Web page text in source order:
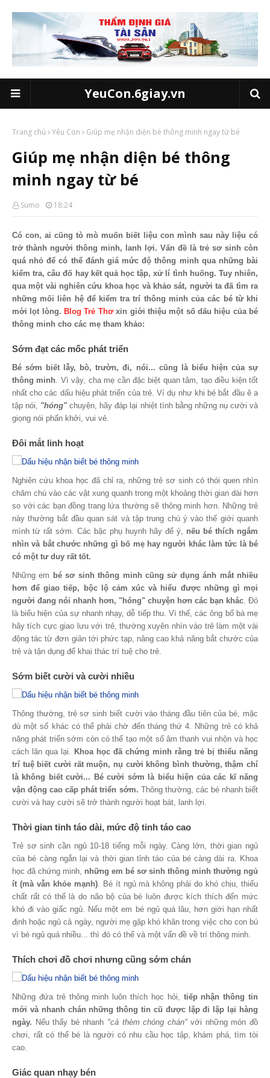
YeuCon.6giay.vn
Trang chủ Yêu Con Giúp mẹ nhận diện bé thông minh ngay từ bé
Giúp mẹ nhận diện bé thông
minh ngay từ bé
Sumo 18:24
Có con, ai cũng tò mò muốn biết liệu con mình sau này liệu có
trở thành người thông minh, lanh lợi. Vấn đề là trẻ sơ sinh còn
quá nhỏ để có thể đánh giá mức độ thông minh qua những bài
kiểm tra, câu đố hay kết quả học tập, xử lí tình huống. Tuy nhiên,
qua một vài nghiên cứu khoa học và khảo sát, người ta đã tìm ra
những mối liên hệ để kiểm tra trí thông minh của các bé từ khi
mới lọt lòng. Blog Trẻ Thơxin giới thiệu một số dấu hiệu của bé
thông minh cho các mẹ tham khảo:
Sớm đạt các mốc phát triển
Bé sớm biết lẫy, bò, trườn, đi, nói... cũng là biểu hiện của sự
thông minh. Vì vậy, cha mẹ cần đặc biệt quan tâm, tạo điều kiện tốt
nhất cho các dấu hiệu phát triển của trẻ. Ví dụ như khi bé bắt đầu ê a
tập nói, "hóng"chuyện, hãy đáp lại nhiệt tình bằng những nụ cười và
giọng nói phấn khởi, vui vẻ.
Đôi mắt linh hoạt
Nghiên cứu khoa học đã chỉ ra, những trẻ sơ sinh có thói quen nhìn
chăm chú vào các vật xung quanh trong một khoảng thời gian dài hơn
so với các bạn đồng trang lứa thường sẽ thông minh hơn. Những trẻ
này thường bắt đầu quan sát và tập trung chú ý vào thế giới quanh
mình từ rất sớm. Các bậc phụ huynh hãy để ý, nếu bé thích ngắm
nhìn và bắt chước những gì bố mẹ hay người khác làm tức là bé
có một tư duy rất tốt.
Những em bé sơ sinh thông minh cũng sử dụng ánh mắt nhiều
hơn để giao tiếp, bộc lộ cảm xúc và hiểu được những gì mọi
người đang nói nhanh hơn, "hóng" chuyện hơn các bạn khác. Đó
là biểu hiện của sự nhanh nhạy, dễ tiếp thu. Vì thế, các ông bố bà mẹ
hãy tích cực giao lưu với trẻ, thường xuyên nhìn vào trẻ làm một vài
động tác từ đơn giản tới phức tạp, nâng cao khả năng bắt chước của
trẻ và tận dụng để khai thác trí tuệ cho trẻ.
Sớm biết cười và cười nhiều
Thông thường, trẻ sơ sinh biết cười vào tháng đầu tiên của bé, mặc
dù một số khác có thể phải chờ đến tháng thứ 4. Những trẻ có khả
năng phát triển sớm còn có thể tạo một số âm thanh vui nhộn và học
cách lăn qua lại. Khoa học đã chứng minh rằng trẻ bị thiểu năng
trí tuệ biết cười rất muộn, nụ cười không bình thường, thậm chí
là không biết cười... Bé cười sớm là biểu hiện của các kĩ năng
vận động cao cấp phát triển sớm. Thông thường, các bé nhanh biết
cười và hay cười sẽ trở thành người hoạt bát, lanh lợi.
Thời gian tỉnh táo dài, mức độ tỉnh táo cao
Trẻ sơ sinh cần ngủ 10-18 tiếng mỗi ngày. Càng lớn, thời gian ngủ
của bé càng ngắn lại và thời gian tỉnh táo của bé càng dài ra. Khoa
học đã chứng minh, những em bé sơ sinh thông minh thường ngủ
ít (mà vẫn khỏe mạnh). Bé ít ngủ mà không phải do khó chịu, thiếu
chất rất có thể là do não bộ của bé luôn được kích thích đến mức
khó đi vào giấc ngủ. Nếu một em bé ngủ quá lâu, hơn giới hạn nhất
định hoặc ngủ cả ngày, người mẹ gặp khó khăn trong việc cho con bú
vì bé ngủ quá nhiều... thì đó có thể và một vấn đề về trí thông minh.
Thích chơi đồ chơi nhưng cũng sớm chán
Những đứa trẻ thông minh luôn thích học hỏi, tiếp nhận thông tin
mới và nhanh chán những thông tin cũ được lặp đi lặp lại hàng
ngày. Nếu thấy bé nhanh "cả thèm chóng chán"với những món đồ
chơi, rất có thể bé là người có nhu cầu học tập, khám phá, tìm tòi
cao.
Giác quan nhạy bén